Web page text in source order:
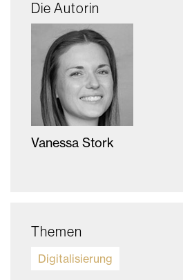
Die Autorin
Vanessa Stork
Themen
Digitalisierung